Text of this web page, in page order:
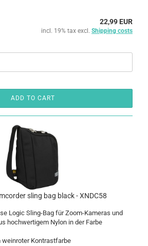
22,99 EUR
incl. 19% tax excl. Shipping costs
ADD TO CART
sling bag black - XNDC58
Logic Sling-Bag für Zoom-Kameras und
hochwertigem Nylon in der Farbe
weinroter Kontrastfarbe